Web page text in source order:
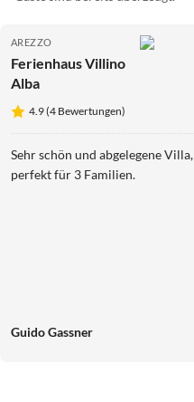
AREZZO
Ferienhaus Villino
Alba
4.9 (4 Bewertungen)
Sehr schön und abgelegene Villa,
perfekt für 3 Familien.
Guido Gassner